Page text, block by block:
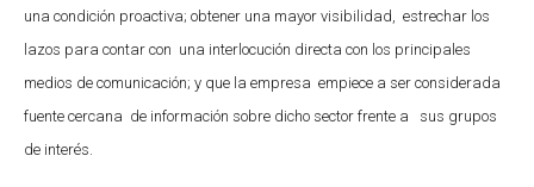
una condición proactiva; obtener una mayor visibilidad, estrechar los
lazos para contar con una interlocución directa con los principales
medios de comunicación; y que la empresa empiece a ser considerada
fuente cercana de información sobre dicho sector frente a sus grupos
de interés.